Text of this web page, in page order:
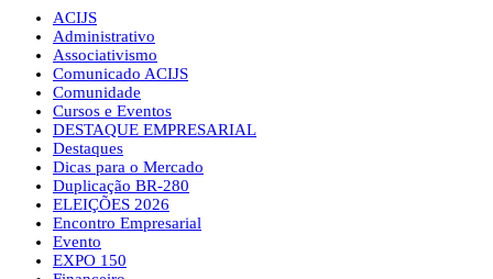
ACIJS
Administrativo
Associativismo
Comunicado ACIJS
Comunidade
Cursos e Eventos
DESTAQUE EMPRESARIAL
Destaques
Dicas para o Mercado
Duplicação BR-280
ELEIÇÕES 2026
Encontro Empresarial
Evento
EXPO 150